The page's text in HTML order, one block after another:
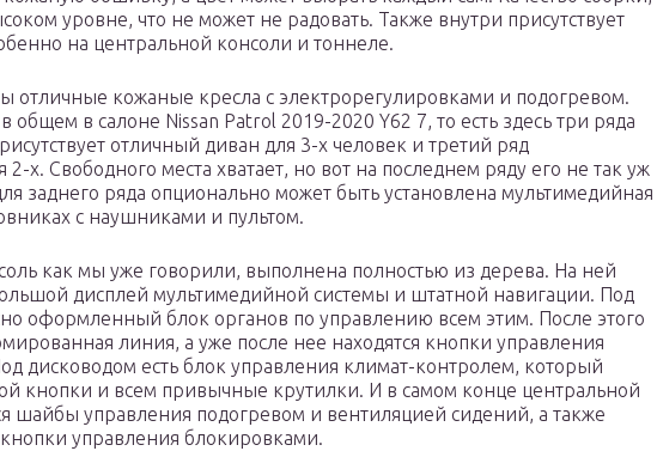
уровне, что не может не радовать. Также внутри присутствует
на центральной консоли и тоннеле.
отличные кожаные кресла с электрорегулировками и подогревом.
общем в салоне Nissan Patrol 2019-2020 Y62 7, то есть здесь три ряда
отличный диван для 3-х человек и третий ряд
2-х. Свободного места хватает, но вот на последнем ряду его не так уж
заднего ряда опционально может быть установлена мультимедийная
с наушниками и пультом.
как мы уже говорили, выполнена полностью из дерева. На ней
дисплей мультимедийной системы и штатной навигации. Под
оформленный блок органов по управлению всем этим. После этого
линия, а уже после нее находятся кнопки управления
дисководом есть блок управления климат-контролем, который
кнопки и всем привычные крутилки. И в самом конце центральной
шайбы управления подогревом и вентиляцией сидений, а также
управления блокировками.